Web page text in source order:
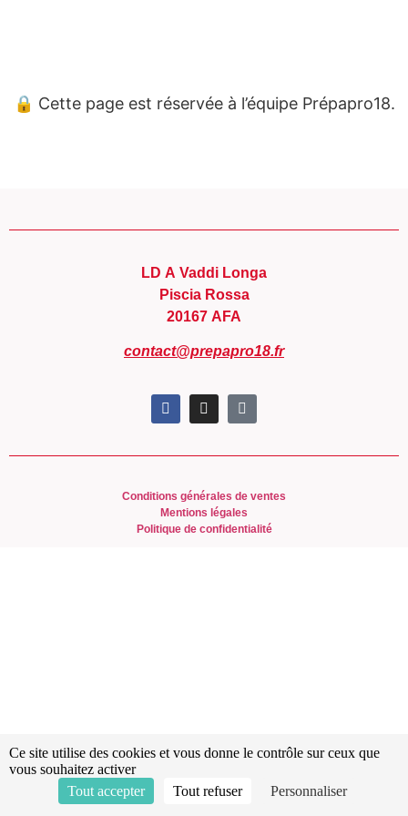
🔒 Cette page est réservée à l’équipe Prépapro18.
LD A Vaddi Longa
Piscia Rossa
20167 AFA
contact@prepapro18.fr
Conditions générales de ventes
Mentions légales
Politique de confidentialité
Ce site utilise des cookies et vous donne le contrôle sur ceux que
vous souhaitez activer
Tout accepter
Tout refuser Personnaliser